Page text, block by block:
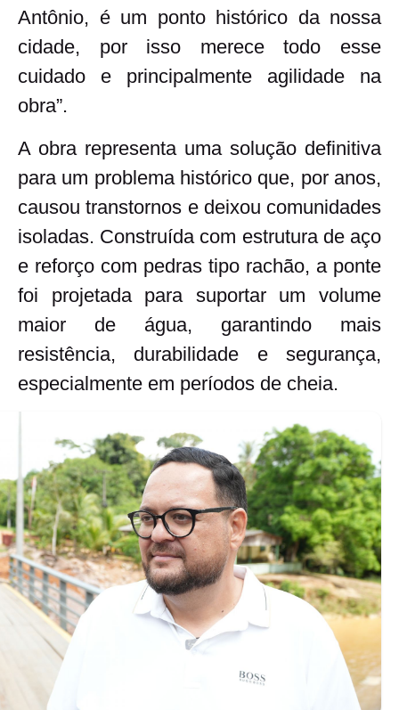
Antônio, é um ponto histórico da nossa
cidade, por isso merece todo esse
cuidado e principalmente agilidade na
obra”.
A obra representa uma solução definitiva
para um problema histórico que, por anos,
causou transtornos e deixou comunidades
isoladas. Construída com estrutura de aço
e reforço com pedras tipo rachão, a ponte
foi projetada para suportar um volume
maior de água, garantindo mais
resistência, durabilidade e segurança,
especialmente em períodos de cheia.